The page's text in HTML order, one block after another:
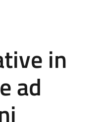
in
ad